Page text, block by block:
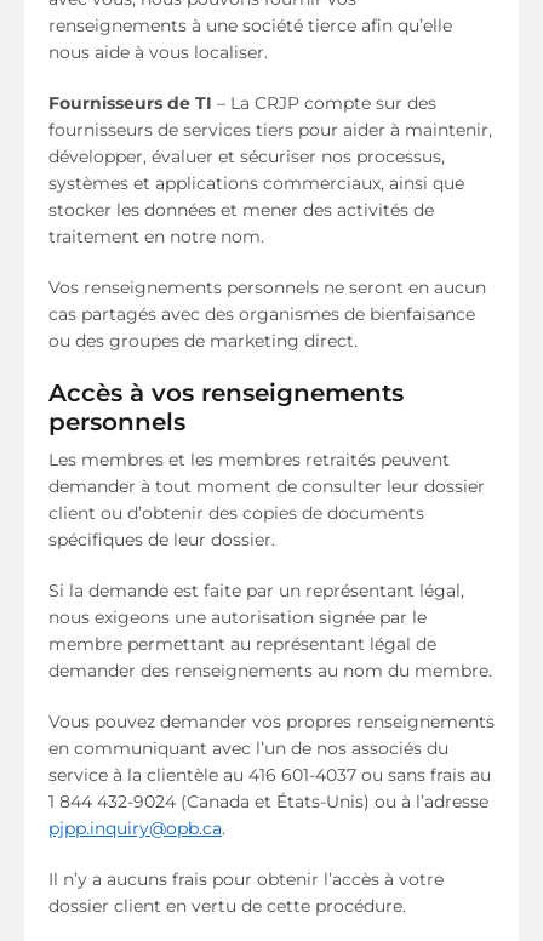
renseignements à une société tierce afin qu’elle
nous aide à vous localiser.
Fournisseurs de TI – La CRJP compte sur des
fournisseurs de services tiers pour aider à maintenir,
développer, évaluer et sécuriser nos processus,
systèmes et applications commerciaux, ainsi que
stocker les données et mener des activités de
traitement en notre nom.
Vos renseignements personnels ne seront en aucun
cas partagés avec des organismes de bienfaisance
ou des groupes de marketing direct.
Accès à vos renseignements
personnels
Les membres et les membres retraités peuvent
demander à tout moment de consulter leur dossier
client ou d’obtenir des copies de documents
spécifiques de leur dossier.
Si la demande est faite par un représentant légal,
nous exigeons une autorisation signée par le
membre permettant au représentant légal de
demander des renseignements au nom du membre.
Vous pouvez demander vos propres renseignements
en communiquant avec l’un de nos associés du
service à la clientèle au 416 601-4037 ou sans frais au
1 844 432-9024 (Canada et États-Unis) ou à l’adresse
pjpp.inquiry@opb.ca.
Il n’y a aucuns frais pour obtenir l’accès à votre
dossier client en vertu de cette procédure.